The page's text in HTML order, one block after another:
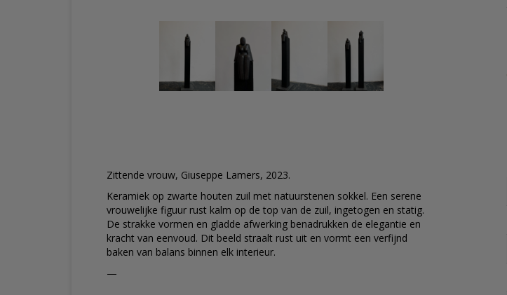
Zittende vrouw, Giuseppe Lamers, 2023.
Keramiek op zwarte houten zuil met natuurstenen sokkel. Een serene
vrouwelijke figuur rust kalm op de top van de zuil, ingetogen en statig.
De strakke vormen en gladde afwerking benadrukken de elegantie en
kracht van eenvoud. Dit beeld straalt rust uit en vormt een verfijnd
baken van balans binnen elk interieur.
—